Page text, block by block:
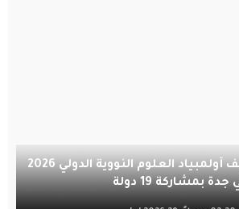
المملكة تستضيف أولمبياد العلوم النووية الدولي 2026
جدة بمشاركة 19 دولة